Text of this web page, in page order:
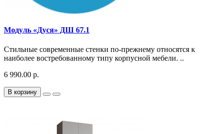
Модуль «Дуся» ДШ 67.1
Стильные современные стенки по-прежнему относятся к
наиболее востребованному типу корпусной мебели. ..
6 990.00 р.
В корзину